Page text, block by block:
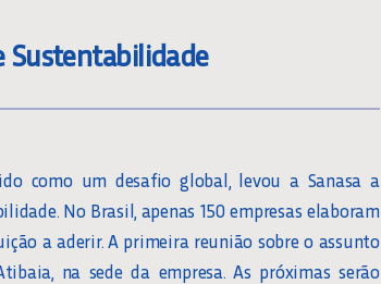
Sustentabilidade
como um desafio global, levou a Sanasa a
No Brasil, apenas 150 empresas elaboram
a aderir. A primeira reunião sobre o assunto
na sede da empresa. As próximas serão